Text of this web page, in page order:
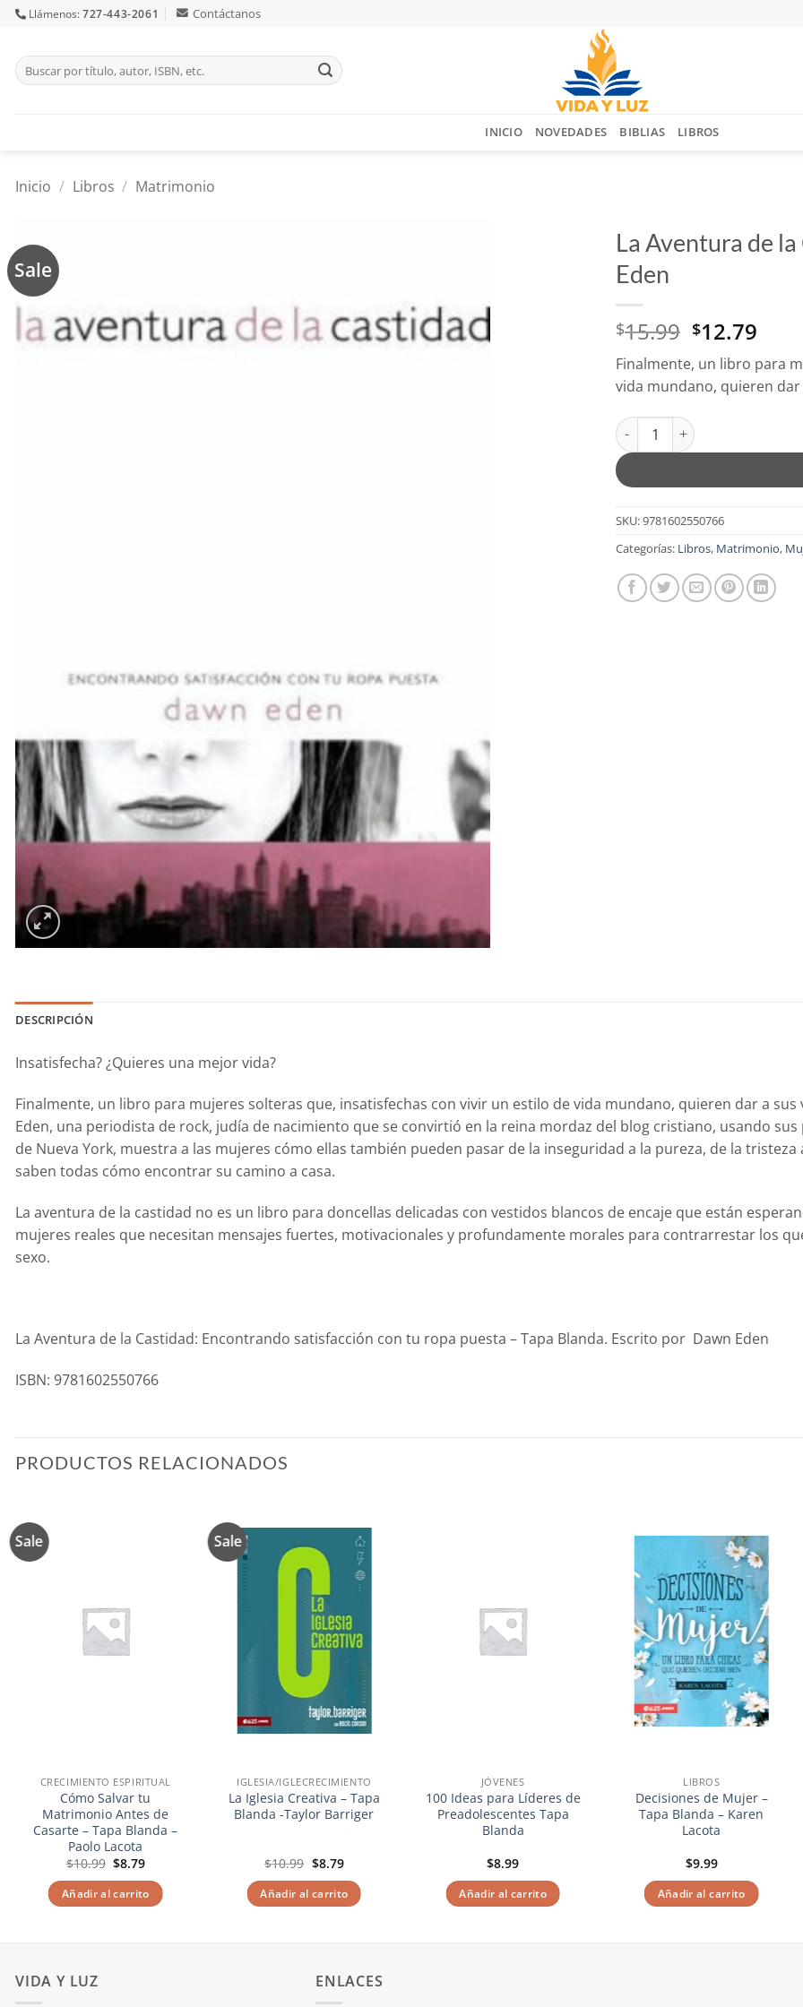
Skip
content
Llámenos:727-443-2061 Contáctanos
Buscar
por:
INICIO NOVEDADES BIBLIAS LIBROS
Inicio / Libros / Matrimonio
Sale
de
deseos
La Aventura de
Eden
$15.99 El
precio
original
era:
$12.79
es:
Finalmente, un libro para
vida mundano, quieren
La Aventura de la Castidad -
SKU:9781602550766
Categorías: Libros, Matrimonio,
DESCRIPCIÓN
Insatisfecha? ¿Quieres una mejor vida?
Finalmente, un libro para mujeres solteras que, insatisfechas con vivir un estilo de vida mundano, quieren dar a
Eden, una periodista de rock, judía de nacimiento que se convirtió en la reina mordaz del blog cristiano, usando
de Nueva York, muestra a las mujeres cómo ellas también pueden pasar de la inseguridad a la pureza, de la
saben todas cómo encontrar su camino a casa.
La aventura de la castidad no es un libro para doncellas delicadas con vestidos blancos de encaje que están
mujeres reales que necesitan mensajes fuertes, motivacionales y profundamente morales para contrarrestar los
sexo.
La Aventura de la Castidad: Encontrando satisfacción con tu ropa puesta – Tapa Blanda. Escrito por Dawn Eden
ISBN: 9781602550766
PRODUCTOS RELACIONADOS
Sale
CRECIMIENTO ESPIRITUAL
Cómo Salvar tu
Matrimonio Antes de
Casarte – Tapa Blanda –
Paolo Lacota
$10.99 El
original
era:
$8.79El
actual
es:
Añadir al carrito
Sale
Añadir
a la
lista de
deseos
IGLESIA/IGLECRECIMIENTO
La Iglesia Creativa – Tapa
Blanda -Taylor Barriger
$10.99 El
original
era:
$8.79El
actual
es:
Añadir al carrito
JÓVENES
100 Ideas para Líderes de
Preadolescentes Tapa
Blanda
$8.99
Añadir al carrito
Añadir
a la
lista de
deseos
LIBROS
Decisiones de Mujer –
Tapa Blanda – Karen
Lacota
$9.99
Añadir al carrito
VIDA Y LUZ ENLACES